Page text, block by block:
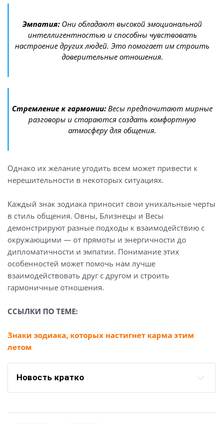
Эмпатия: Они обладают высокой эмоциональной
интеллигентностью и способны чувствовать
настроение других людей. Это помогает им строить
доверительные отношения.
Стремление к гармонии: Весы предпочитают мирные
разговоры и стараются создать комфортную
атмосферу для общения.
Однако их желание угодить всем может привести к
нерешительности в некоторых ситуациях.
Каждый знак зодиака приносит свои уникальные черты
в стиль общения. Овны, Близнецы и Весы
демонстрируют разные подходы к взаимодействию с
окружающими — от прямоты и энергичности до
дипломатичности и эмпатии. Понимание этих
особенностей может помочь нам лучше
взаимодействовать друг с другом и строить
гармоничные отношения.
ССЫЛКИ ПО ТЕМЕ:
Знаки зодиака, которых настигнет карма этим
летом
Новость кратко